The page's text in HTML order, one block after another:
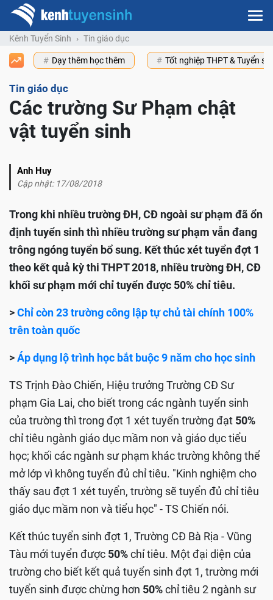
Kênh Tuyển Sinh Tin giáo dục
Dạy thêm học thêm Tốt nghiệp THPT & Tuyển
Tin giáo dục
Các trường Sư Phạm chật
vật tuyển sinh
Anh Huy
Cập nhật: 17/08/2018
Trong khi nhiều trường ĐH, CĐ ngoài sư phạm đã ổn
định tuyển sinh thì nhiều trường sư phạm vẫn đang
trông ngóng tuyển bổ sung. Kết thúc xét tuyển đợt 1
theo kết quả kỳ thi THPT 2018, nhiều trường ĐH, CĐ
khối sư phạm mới chỉ tuyển được 50% chỉ tiêu.
>Chỉ còn 23 trường công lập tự chủ tài chính 100%
trên toàn quốc
>Áp dụng lộ trình học bắt buộc 9 năm cho học sinh
TS Trịnh Đào Chiến, Hiệu trưởng Trường CĐ Sư
phạm Gia Lai, cho biết trong các ngành tuyển sinh
của trường thì trong đợt 1 xét tuyển trường đạt 50%
chỉ tiêu ngành giáo dục mầm non và giáo dục tiểu
học; khối các ngành sư phạm khác trường không thể
mở lớp vì không tuyển đủ chỉ tiêu. "Kinh nghiệm cho
thấy sau đợt 1 xét tuyển, trường sẽ tuyển đủ chỉ tiêu
giáo dục mầm non và tiểu học" - TS Chiến nói.
Kết thúc tuyển sinh đợt 1, Trường CĐ Bà Rịa - Vũng
Tàu mới tuyển được 50%chỉ tiêu. Một đại diện của
trường cho biết kết quả tuyển sinh đợt 1, trường mới
tuyển sinh được chừng hơn 50%chỉ tiêu 2 ngành sư